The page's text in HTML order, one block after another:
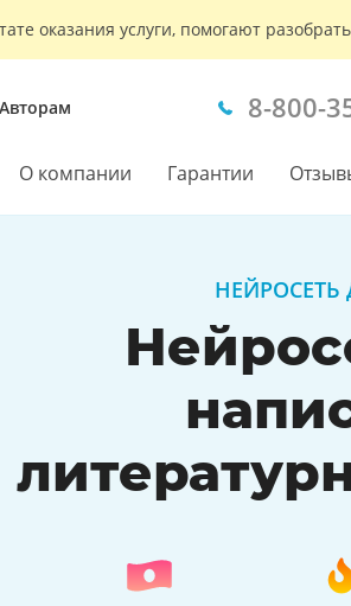
оказания услуги, помогают
Авторам 8-800-
О компании Гарантии
НЕЙРОСЕТЬ